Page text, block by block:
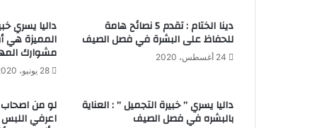
دينا الختام : تقدم 5 نصائح هامة
للحفاظ على البشرة في فصل الصيف
24 أغسطس، 2020
داليا يسري
المميزة هي
مشوارك
28 يونيو، 2020
داليا يسري ” خبيرة التجميل ” : العناية
بالبشره في فصل الصيف
لو من
اعرفي